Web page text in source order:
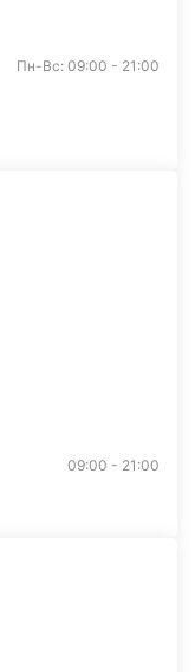
Пн-Вс: 09:00 - 21:00
09:00 - 21:00